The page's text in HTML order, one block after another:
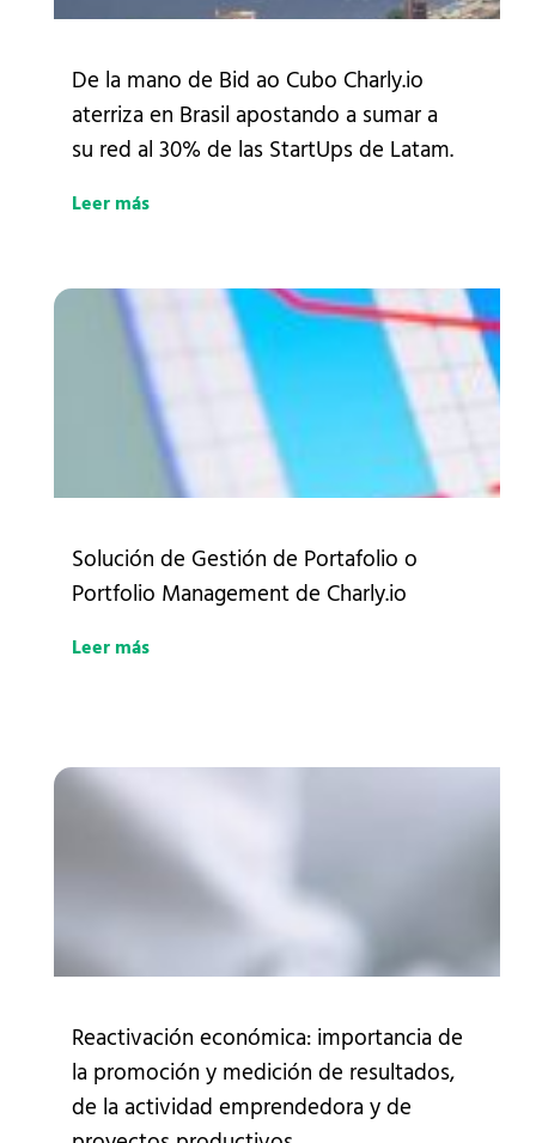
De la mano de Bid ao Cubo Charly.io
aterriza en Brasil apostando a sumar a
su red al 30% de las StartUps de Latam.
Leer más
Solución de Gestión de Portafolio o
Portfolio Management de Charly.io
Leer más
Reactivación económica: importancia de
la promoción y medición de resultados,
de la actividad emprendedora y de